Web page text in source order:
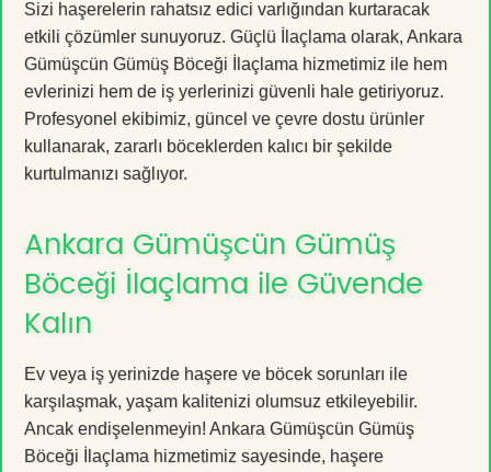
Sizi haşerelerin rahatsız edici varlığından kurtaracak
etkili çözümler sunuyoruz. Güçlü İlaçlama olarak, Ankara
Gümüşcün Gümüş Böceği İlaçlama hizmetimiz ile hem
evlerinizi hem de iş yerlerinizi güvenli hale getiriyoruz.
Profesyonel ekibimiz, güncel ve çevre dostu ürünler
kullanarak, zararlı böceklerden kalıcı bir şekilde
kurtulmanızı sağlıyor.
Ankara Gümüşcün Gümüş
Böceği İlaçlama ile Güvende
Kalın
Ev veya iş yerinizde haşere ve böcek sorunları ile
karşılaşmak, yaşam kalitenizi olumsuz etkileyebilir.
Ancak endişelenmeyin! Ankara Gümüşcün Gümüş
Böceği İlaçlama hizmetimiz sayesinde, haşere